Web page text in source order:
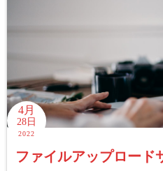
4月
28日
2022
ファイルアップロード